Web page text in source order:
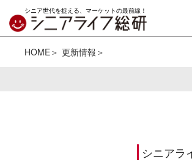
シニア世代を捉える、マーケットの最前線！
HOME 更新情報
シニアラ